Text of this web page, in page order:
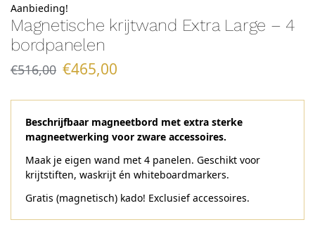
Aanbieding!
Magnetische krijtwand Extra Large – 4
bordpanelen
€516,00 €465,00
Beschrijfbaar magneetbord met extra sterke
magneetwerking voor zware accessoires.
Maak je eigen wand met 4 panelen. Geschikt voor
krijtstiften, waskrijt én whiteboardmarkers.
Gratis (magnetisch) kado! Exclusief accessoires.